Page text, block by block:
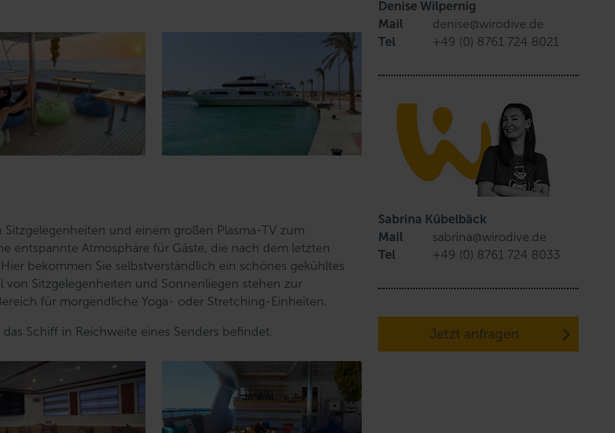
und einem großen Plasma-TV zum
entspannte Atmosphäre für Gäste, die nach dem letzten
bekommen Sie selbstverständlich ein schönes gekühltes
von Sitzgelegenheiten und Sonnenliegen stehen zur
für morgendliche Yoga- oder Stretching-Einheiten.
Schiff in Reichweite eines Senders befindet.
Denise Wilpernig
Mail
denise@wirodive.de
Tel
+49 (0) 8761 724 8021
Sabrina Kübelbäck
Mail
sabrina@wirodive.de
Tel
+49 (0) 8761 724 8033
Jetzt anfragen